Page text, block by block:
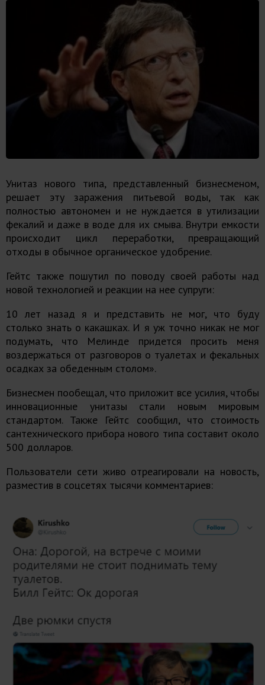
Унитаз нового типа, представленный бизнесменом,
решает эту заражения питьевой воды, так как
полностью автономен и не нуждается в утилизации
фекалий и даже в воде для их смыва. Внутри емкости
происходит цикл переработки, превращающий
отходы в обычное органическое удобрение.
Гейтс также пошутил по поводу своей работы над
новой технологией и реакции на нее супруги:
10 лет назад я и представить не мог, что буду
столько знать о какашках. И я уж точно никак не мог
подумать, что Мелинде придется просить меня
воздержаться от разговоров о туалетах и фекальных
осадках за обеденным столом».
Бизнесмен пообещал, что приложит все усилия, чтобы
инновационные унитазы стали новым мировым
стандартом. Также Гейтс сообщил, что стоимость
сантехнического прибора нового типа составит около
500 долларов.
Пользователи сети живо отреагировали на новость,
разместив в соцсетях тысячи комментариев: